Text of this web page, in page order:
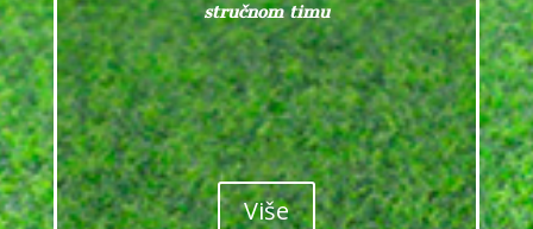
stručnom timu
Više